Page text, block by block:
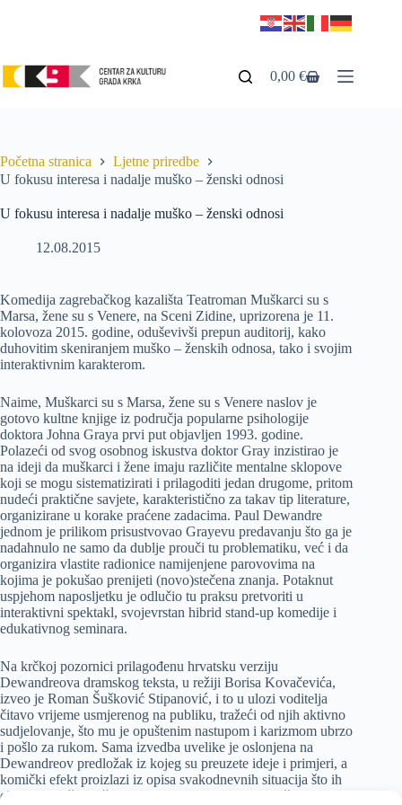
0,00€
Početna stranica
Ljetne priredbe
U fokusu interesa i nadalje muško – ženski odnosi
U fokusu interesa i nadalje muško – ženski odnosi
12.08.2015
Komedija zagrebačkog kazališta Teatroman Muškarci su s
Marsa, žene su s Venere, na Sceni Zidine, uprizorena je 11.
kolovoza 2015. godine, oduševivši prepun auditorij, kako
duhovitim skeniranjem muško – ženskih odnosa, tako i svojim
interaktivnim karakterom.
Naime, Muškarci su s Marsa, žene su s Venere naslov je
gotovo kultne knjige iz područja popularne psihologije
doktora Johna Graya prvi put objavljen 1993. godine.
Polazeći od svog osobnog iskustva doktor Gray inzistirao je
na ideji da muškarci i žene imaju različite mentalne sklopove
koji se mogu sistematizirati i prilagoditi jedan drugome, pritom
nudeći praktične savjete, karakteristično za takav tip literature,
organizirane u korake praćene zadacima. Paul Dewandre
jednom je prilikom prisustvovao Grayevu predavanju što ga je
nadahnulo ne samo da dublje prouči tu problematiku, već i da
organizira vlastite radionice namijenjene parovovima na
kojima je pokušao prenijeti (novo)stečena znanja. Potaknut
uspjehom naposljetku je odlučio tu praksu pretvoriti u
interaktivni spektakl, svojevrstan hibrid stand-up komedije i
edukativnog seminara.
Na krčkoj pozornici prilagođenu hrvatsku verziju
Dewandreova dramskog teksta, u režiji Borisa Kovačevića,
izveo je Roman Šušković Stipanović, i to u ulozi voditelja
čitavo vrijeme usmjerenog na publiku, tražeći od njih aktivno
sudjelovanje, što mu je opuštenim nastupom i karizmom ubrzo
i pošlo za rukom. Sama izvedba uvelike je oslonjena na
Dewandreov predložak iz kojeg su preuzete ideje i primjeri, a
komički efekt proizlazi iz opisa svakodnevnih situacija što ih
oblikuju muško – ženski odnosi s kojima se prosječan